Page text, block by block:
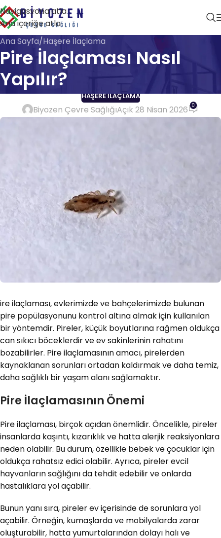
Navigasyona atla
Ana içeriğe atla
Ana Sayfa Haşere İlaçlama
Pire İlaçlaması Nasıl
Yapılır?
HAŞERE İLAÇLAMA
Biyozen Çevre SağlığıAçık 28 Nisan 2026 0
ire ilaçlaması, evlerimizde ve bahçelerimizde bulunan
pire popülasyonunu kontrol altına almak için kullanılan
bir yöntemdir. Pireler, küçük boyutlarına rağmen oldukça
can sıkıcı böceklerdir ve ev sakinlerinin rahatını
bozabilirler. Pire ilaçlamasının amacı, pirelerden
kaynaklanan sorunları ortadan kaldırmak ve daha temiz,
daha sağlıklı bir yaşam alanı sağlamaktır.
Pire İlaçlamasının Önemi
Pire ilaçlaması, birçok açıdan önemlidir. Öncelikle, pireler
insanlarda kaşıntı, kızarıklık ve hatta alerjik reaksiyonlara
neden olabilir. Bu durum, özellikle bebek ve çocuklar için
oldukça rahatsız edici olabilir. Ayrıca, pireler evcil
hayvanların sağlığını da tehdit edebilir ve onlarda
hastalıklara yol açabilir.
Bunun yanı sıra, pireler ev içerisinde de sorunlara yol
açabilir. Örneğin, kumaşlarda ve mobilyalarda zarar
oluşturabilir, hatta yumurtalarından dolayı halı ve